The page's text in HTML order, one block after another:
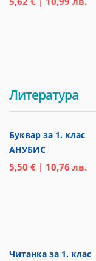
Литература
Буквар за 1. клас
АНУБИС
5,50 € | 10,76 лв.
Читанка за 1. клас